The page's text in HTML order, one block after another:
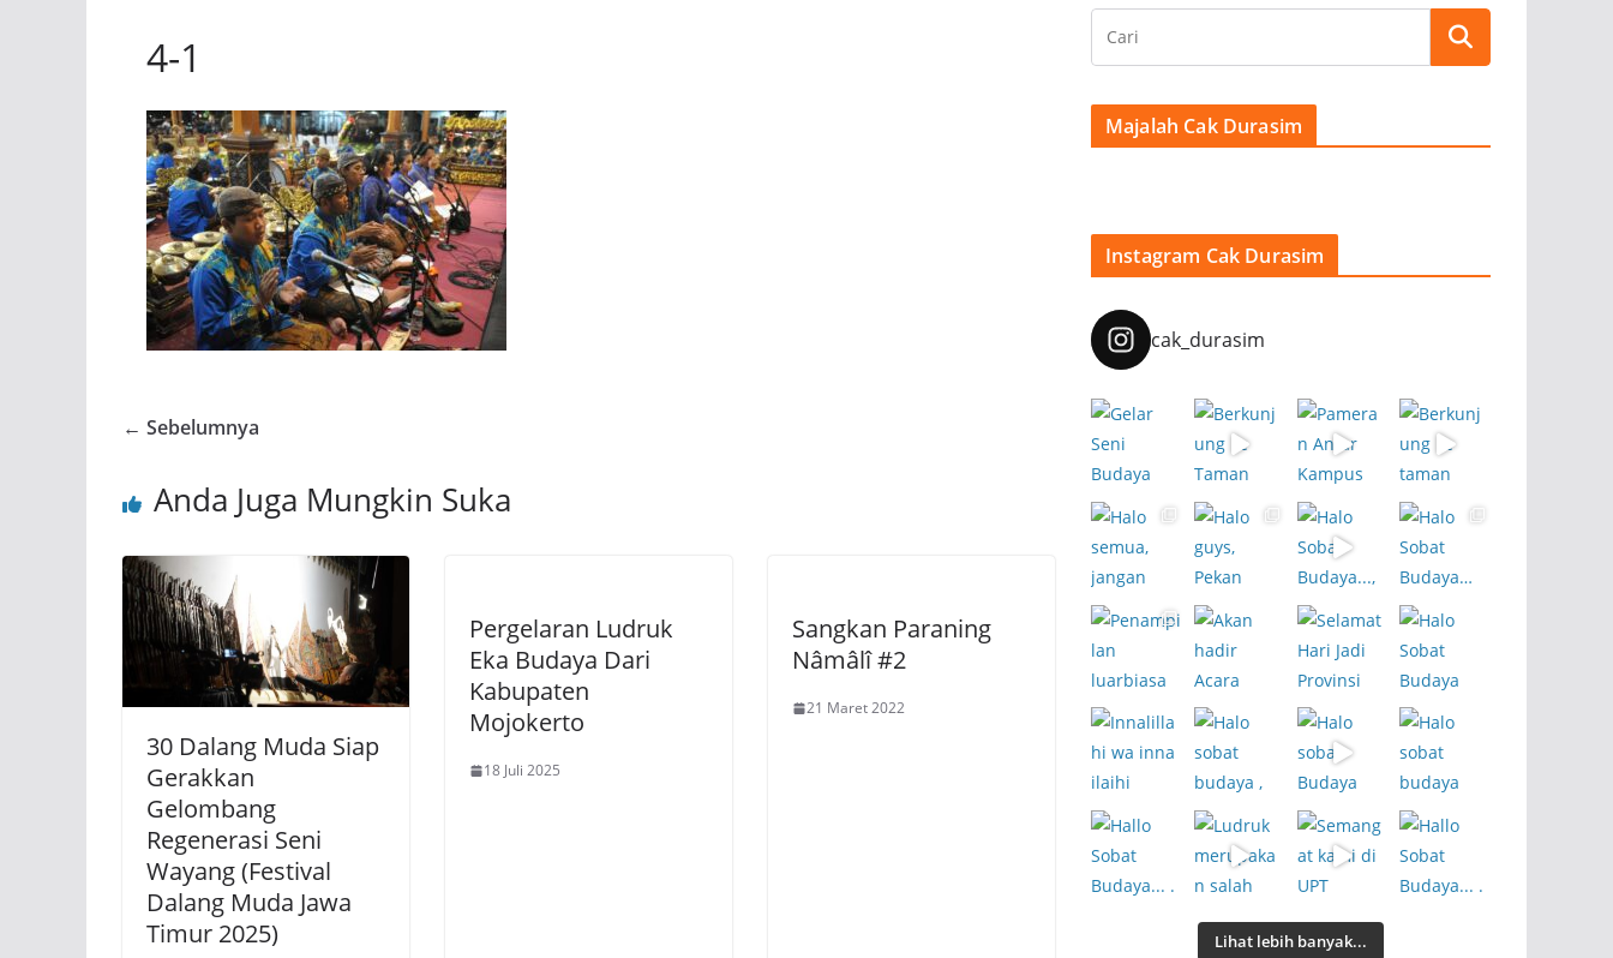
4-1
← Sebelumnya
Anda Juga Mungkin Suka
30 Dalang Muda Siap
Gerakkan
Gelombang
Regenerasi Seni
Wayang (Festival
Dalang Muda Jawa
Timur 2025)
Pergelaran Ludruk
Eka Budaya Dari
Kabupaten
Mojokerto
18 Juli 2025
Sangkan Paraning
Nâmâlî #2
21 Maret 2022
Majalah Cak Durasim
Instagram Cak Durasim
cak_durasim
Lihat lebih banyak...